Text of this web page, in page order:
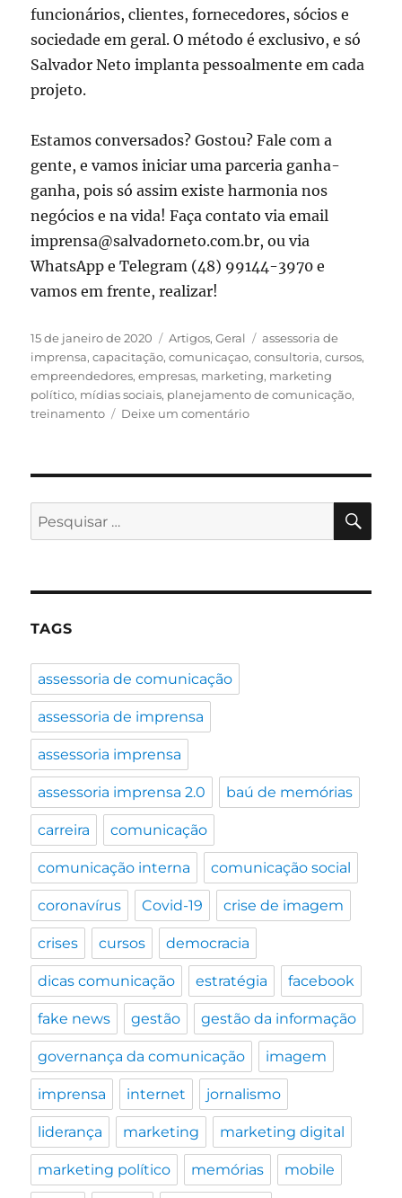
funcionários, clientes, fornecedores, sócios e
sociedade em geral. O método é exclusivo, e só
Salvador Neto implanta pessoalmente em cada
projeto.
Estamos conversados? Gostou? Fale com a
gente, e vamos iniciar uma parceria ganha-
ganha, pois só assim existe harmonia nos
negócios e na vida! Faça contato via email
imprensa@salvadorneto.com.br, ou via
WhatsApp e Telegram (48) 99144-3970 e
vamos em frente, realizar!
Publicado
em
15 de janeiro de 2020 Categorias
Artigos,Geral Tags
assessoria de
imprensa,capacitação,comunicaçao,consultoria,cursos,
empreendedores,empresas, marketing, marketing
político, mídias sociais, planejamento de comunicação,
treinamento
Deixe um comentárioem
Pesquisar
por:
TAGS
assessoria de comunicação
assessoria de imprensa
assessoria imprensa
assessoria imprensa 2.0 baú de memórias
carreira comunicação
comunicação interna comunicação social
coronavírus Covid-19 crise de imagem
crises cursos democracia
dicas comunicação estratégia facebook
fake news gestão gestão da informação
governança da comunicação imagem
imprensa internet jornalismo
liderança marketing marketing digital
marketing político memórias mobile